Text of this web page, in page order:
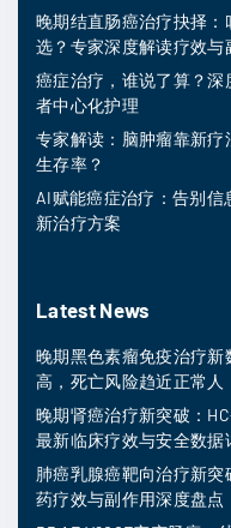
晚期结直肠癌治疗抉择：
选？专家深度解读疗效与
癌症治疗，谁说了算？深
者中心化护理
专家解读：脑肿瘤靠新
生存率？
AI赋能癌症治疗：告别
新治疗方案
Latest News
晚期黑色素瘤免疫治疗
高，死亡风险趋近正常人
晚期肾癌治疗新突破：
最新临床疗效与安全数据
肺癌乳腺癌靶向治疗新突
药疗效与副作用深度盘点